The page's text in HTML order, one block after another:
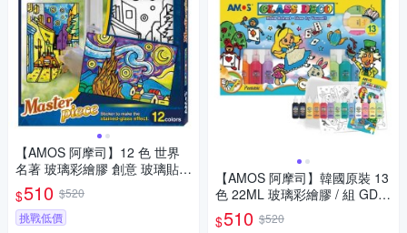
【AMOS 阿摩司】12 色 世界
名著 玻璃彩繪膠 創意 玻璃貼 /
組 PS10P12M-G(文森特.梵高)
$510 $520
挑戰低價
【AMOS 阿摩司】韓國原裝 13
色 22ML 玻璃彩繪膠 / 組 GD2
2P13WM
$510 $520